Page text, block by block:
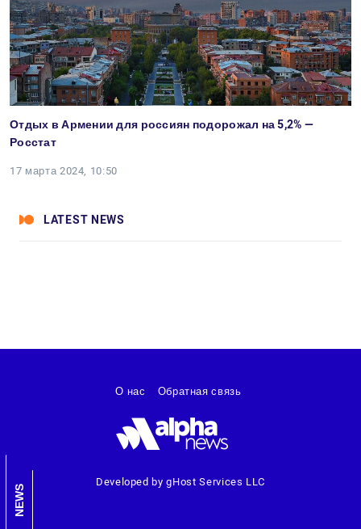
Отдых в Армении для россиян подорожал на 5,2% —
Росстат
17 марта 2024, 10:50
LATEST NEWS
NEWS
Developed by gHost Services LLC
О нас Обратная связь